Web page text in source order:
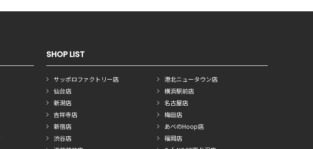
SHOP LIST
サッポロファクトリー店
仙台店
新潟店
吉祥寺店
新宿店
渋谷店
港北ニュータウン店
横浜駅前店
名古屋店
梅田店
あべのHoop店
福岡店